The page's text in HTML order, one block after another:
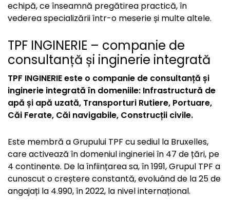
echipă, ce înseamnă pregătirea practică, în
vederea specializării într-o meserie și multe altele.
TPF INGINERIE – companie de
consultanță și inginerie integrată
TPF INGINERIE este o companie de consultanță și
inginerie integrată în domeniile: Infrastructură de
apă și apă uzată, Transporturi Rutiere, Portuare,
Căi Ferate, Căi navigabile, Construcții civile.
Este membră a Grupului TPF cu sediul la Bruxelles,
care activează în domeniul ingineriei în 47 de țări, pe
4 continente. De la înființarea sa, în 1991, Grupul TPF a
cunoscut o creștere constantă, evoluând de la 25 de
angajați la 4.990, în 2022, la nivel internațional.